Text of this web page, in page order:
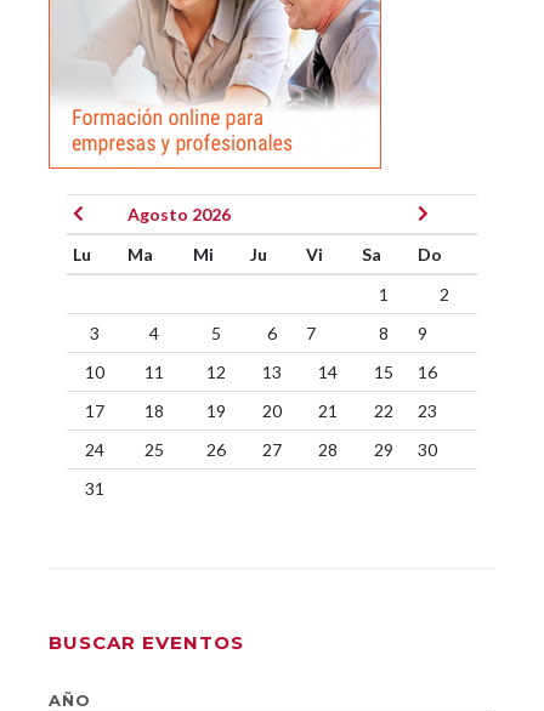
Agosto 2026
Lu
Ma Mi Ju Vi Sa
Do
1
2
3
4 5 6 7 8
9
10
11 12 13 14 15
16
17
18 19 20 21 22
23
24
25 26 27 28 29
30
31
BUSCAR EVENTOS
AÑO